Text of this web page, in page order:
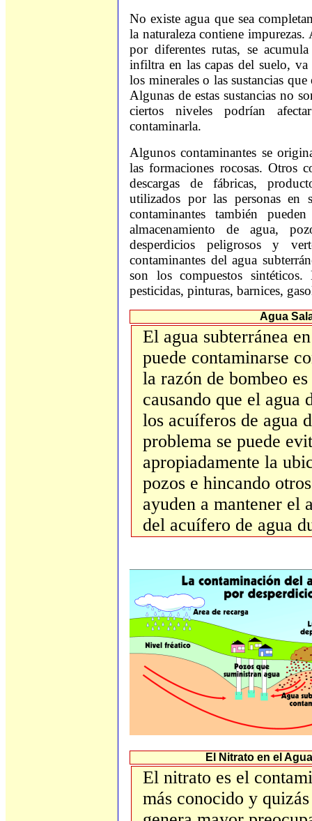
No existe agua que sea
la naturaleza contiene
por diferentes rutas, se
infiltra en las capas del suelo,
los minerales o las sustancias
Algunas de estas sustancias no
ciertos niveles podrían
contaminarla.
Algunos contaminantes se
las formaciones rocosas. Otros
descargas de fábricas,
utilizados por las personas en
contaminantes también
almacenamiento de agua,
desperdicios peligrosos y
contaminantes del agua
son los compuestos sintéticos.
pesticidas, pinturas, barnices,
Agua
El agua subterránea
puede contaminarse
la razón de bombeo
causando que el agua
los acuíferos de agua
problema se puede
apropiadamente la
pozos e hincando
ayuden a mantener el
del acuífero de agua
El Nitrato en el
El nitrato es el
más conocido y